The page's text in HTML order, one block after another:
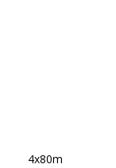
4x80m